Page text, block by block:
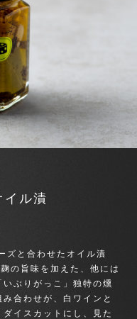
イル漬
ズと合わせたオイル漬
の旨味を加えた、他には
ぶりがっこ」独特の燻
合わせが、白ワインと
イスカットにし、見た